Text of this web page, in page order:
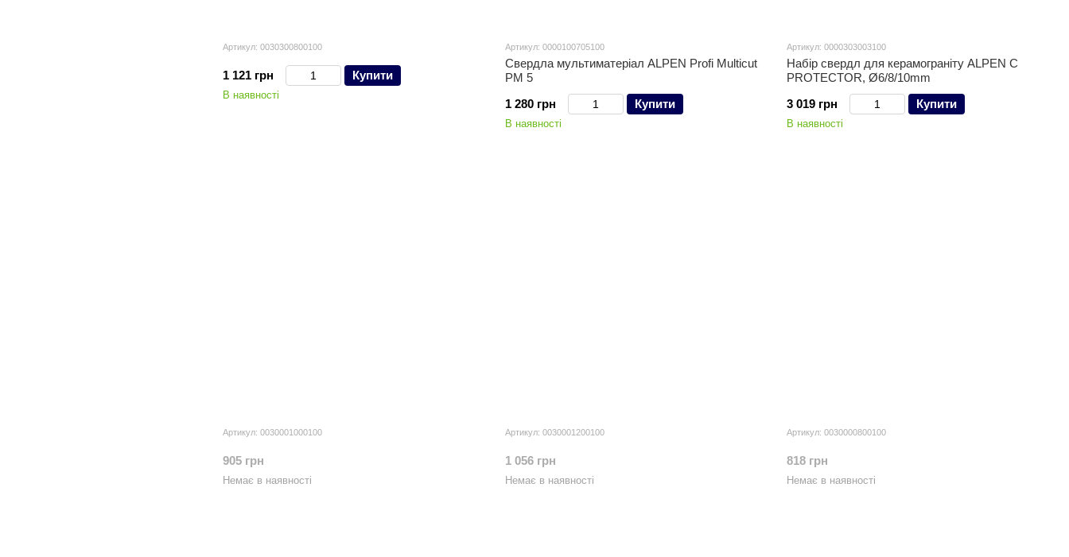
Артикул: 0030300800100
1 121 грн Купити
В наявності
Артикул: 0000100705100
Свердла мультиматеріал ALPEN Profi Multicut
PM 5
1 280 грн
Купити
В наявності
Артикул: 0000303003100
Набір свердл для керамограніту ALPEN C
PROTECTOR, Ø6/8/10mm
3 019 грн
Купити
В наявності
Артикул: 0030001000100
905 грн
Немає в наявності
Артикул: 0030001200100
1 056 грн
Немає в наявності
Артикул: 0030000800100
818 грн
Немає в наявності